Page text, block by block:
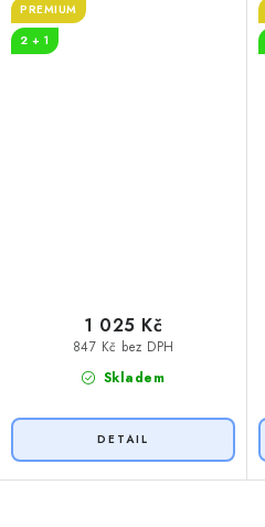
PREMIUM
2 + 1
Skladem
847 Kč bez DPH
1 025 Kč